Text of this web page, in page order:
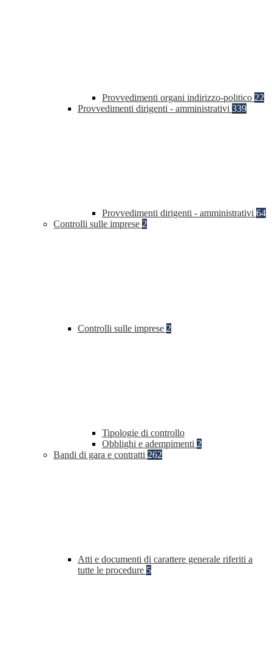
Provvedimenti organi indirizzo-politico 22
Provvedimenti dirigenti - amministrativi 339
Provvedimenti dirigenti - amministrativi 64
Controlli sulle imprese 2
Controlli sulle imprese 2
Tipologie di controllo
Obblighi e adempimenti 2
Bandi di gara e contratti 262
Atti e documenti di carattere generale riferiti a
tutte le procedure 5